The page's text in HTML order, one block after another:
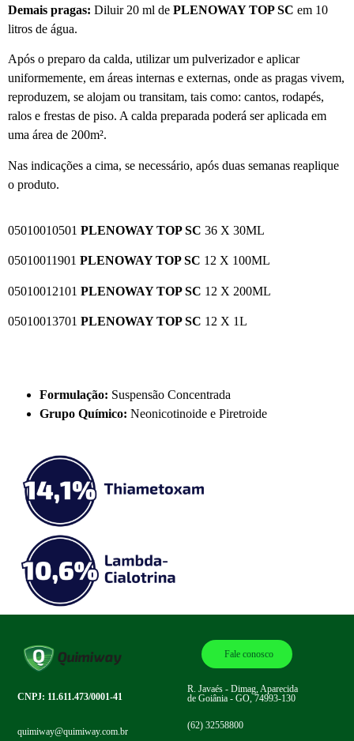
Demais pragas: Diluir 20 ml de PLENOWAY TOP SC em 10
litros de água.
Após o preparo da calda, utilizar um pulverizador e aplicar
uniformemente, em áreas internas e externas, onde as pragas vivem,
reproduzem, se alojam ou transitam, tais como: cantos, rodapés,
ralos e frestas de piso. A calda preparada poderá ser aplicada em
uma área de 200m².
Nas indicações a cima, se necessário, após duas semanas reaplique
o produto.
05010010501 PLENOWAY TOP SC 36 X 30ML
05010011901 PLENOWAY TOP SC 12 X 100ML
05010012101 PLENOWAY TOP SC 12 X 200ML
05010013701 PLENOWAY TOP SC 12 X 1L
Formulação: Suspensão Concentrada
Grupo Químico: Neonicotinoide e Piretroide
CNPJ: 11.611.473/0001-41
quimiway@quimiway.com.br
Fale conosco
R. Javaés - Dimag, Aparecida
de Goiânia - GO, 74993-130
(62) 32558800